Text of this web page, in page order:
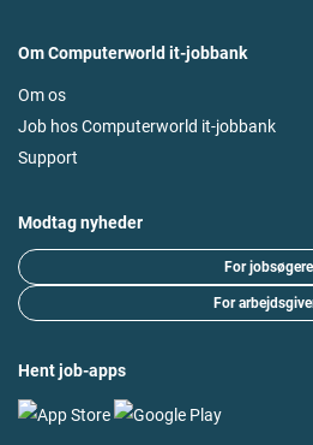
Om Computerworld it-jobbank
Om os
Job hos Computerworld it-jobbank
Support
Modtag nyheder
For jobsøgere
For
Hent job-apps